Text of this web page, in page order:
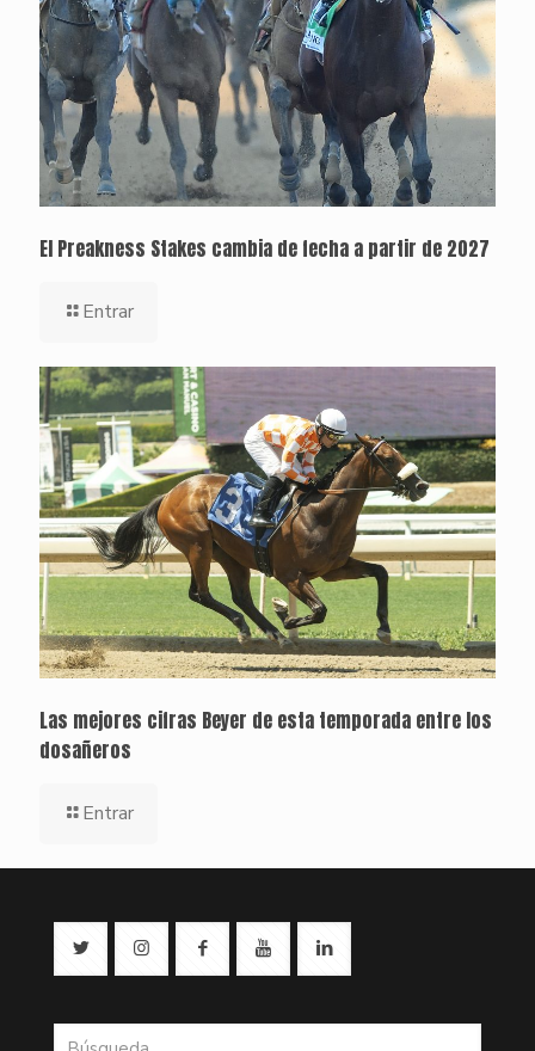
El Preakness Stakes cambia de fecha a partir de 2027
Entrar
Las mejores cifras Beyer de esta temporada entre los
dosañeros
Entrar